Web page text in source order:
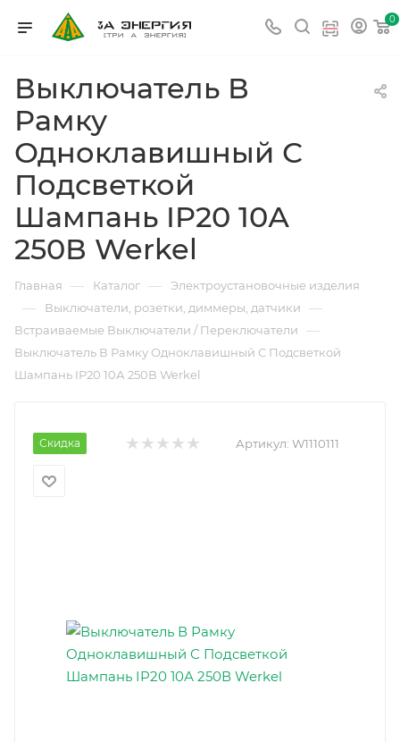
0
Выключатель В
Рамку
Одноклавишный С
Подсветкой
Шампань IP20 10А
250В Werkel
Главная — Каталог — Электроустановочные изделия
— Выключатели, розетки, диммеры, датчики —
Встраиваемые Выключатели / Переключатели —
Выключатель В Рамку Одноклавишный С Подсветкой
Шампань IP20 10А 250В Werkel
Скидка Артикул: W1110111